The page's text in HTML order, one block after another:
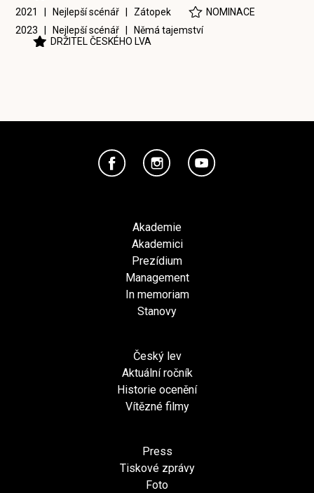
2021 | Nejlepší scénář | Zátopek
NOMINACE
2023 | Nejlepší scénář | Němá tajemství
DRŽITEL ČESKÉHO LVA
Akademie
Akademici
Prezídium
Management
In memoriam
Stanovy
Český lev
Aktuální ročník
Historie ocenění
Vítězné filmy
Press
Tiskové zprávy
Foto